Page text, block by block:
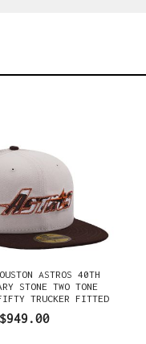
ASTROS 40TH
STONE TWO TONE
TRUCKER FITTED
$949.00